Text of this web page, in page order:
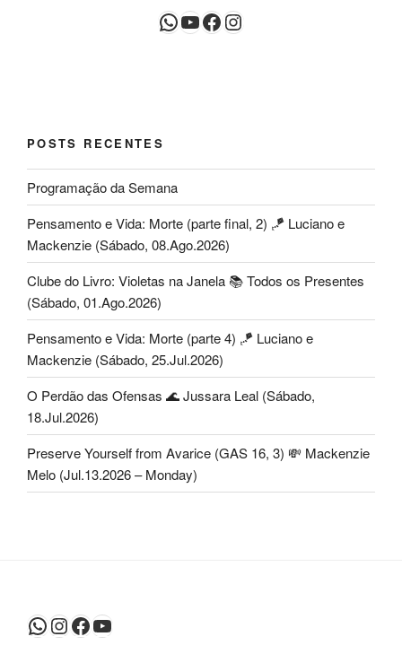
WhatsApp
Youtube
Facebook
Instagram
POSTS RECENTES
Programação da Semana
Pensamento e Vida: Morte (parte final, 2) 🪁 Luciano e
Mackenzie (Sábado, 08.Ago.2026)
Clube do Livro: Violetas na Janela 📚 Todos os Presentes
(Sábado, 01.Ago.2026)
Pensamento e Vida: Morte (parte 4) 🪁 Luciano e
Mackenzie (Sábado, 25.Jul.2026)
O Perdão das Ofensas 🌊 Jussara Leal (Sábado,
18.Jul.2026)
Preserve Yourself from Avarice (GAS 16, 3) 💸 Mackenzie
Melo (Jul.13.2026 – Monday)
WhatsApp
Instagram
Facebook
Youtube